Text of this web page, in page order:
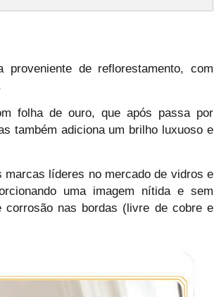
de reflorestamento, com
folha de ouro, que após passa por
também adiciona um brilho luxuoso e
marcas líderes no mercado de vidros e
uma imagem nítida e sem
corrosão nas bordas (livre de cobre e